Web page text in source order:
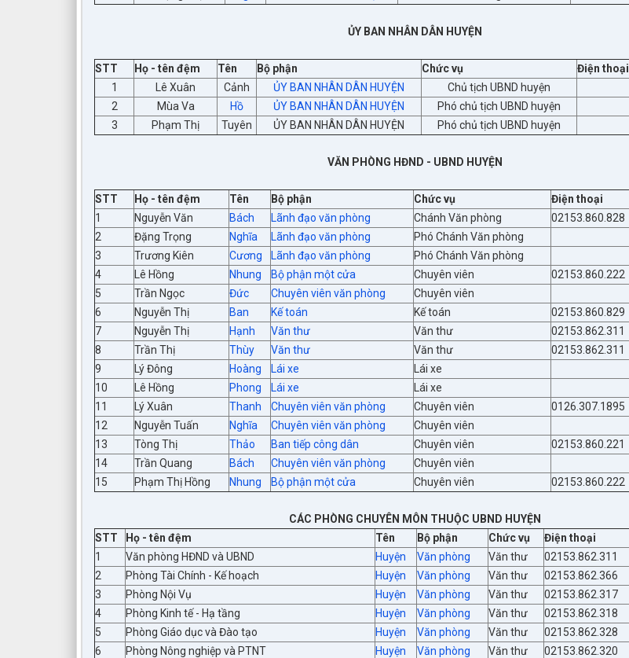
ỦY BAN NHÂN DÂN HUYỆN
STT Họ - tên đệm Tên Bộ phận Chức vụ
Điện thoại
1
Lê Xuân Cảnh ỦY BAN NHÂN DÂN HUYỆN
Chủ tịch UBND huyện
2
Mùa Va Hồ ỦY BAN NHÂN DÂN HUYỆN
Phó chủ tịch UBND huyện
3
Phạm Thị Tuyên ỦY BAN NHÂN DÂN HUYỆN Phó chủ tịch UBND huyện
VĂN PHÒNG HĐND - UBND HUYỆN
STT Họ - tên đệm Tên Bộ phận Chức vụ
Điện thoại
1
Nguyễn Văn Bách Lãnh đạo văn phòng Chánh Văn phòng
02153.860.828
2
Đặng Trọng Nghĩa Lãnh đạo văn phòng
Phó Chánh Văn phòng
3
Trương Kiên Cương Lãnh đạo văn phòng
Phó Chánh Văn phòng
4
Lê Hồng Nhung Bộ phận một cửa Chuyên viên
02153.860.222
5
Trần Ngọc Đức Chuyên viên văn phòng
Chuyên viên
6
Nguyễn Thị Ban Kế toán Kế toán
02153.860.829
7
Nguyễn Thị Hạnh Văn thư Văn thư
02153.862.311
8
Trần Thị Thùy Văn thư Văn thư
02153.862.311
9
Lý Đông Hoàng Lái xe
Lái xe
10
Lê Hồng Phong Lái xe
Lái xe
11
Lý Xuân Thanh Chuyên viên văn phòng Chuyên viên
0126.307.1895
12
Nguyễn Tuấn Nghĩa Chuyên viên văn phòng
Chuyên viên
13
Tòng Thị Thảo Ban tiếp công dân Chuyên viên
02153.860.221
14
Trần Quang Bách Chuyên viên văn phòng
Chuyên viên
15
Phạm Thị Hồng Nhung Bộ phận một cửa Chuyên viên 02153.860.222
CÁC PHÒNG CHUYÊN MÔN THUỘC UBND HUYỆN
STT
Họ - tên đệm Tên Bộ phận Chức vụ
Điện thoại
1
Văn phòng HĐND và UBND Huyện Văn phòng Văn thư
02153.862.311
2
Phòng Tài Chính - Kế hoạch Huyện Văn phòng Văn thư
02153.862.366
3
Phòng Nội Vụ Huyện Văn phòng Văn thư
02153.862.317
4
Phòng Kinh tế - Hạ tầng Huyện Văn phòng Văn thư
02153.862.318
5
Phòng Giáo dục và Đào tạo Huyện Văn phòng Văn thư
02153.862.328
6
Phòng Nông nghiệp và PTNT Huyện Văn phòng Văn thư
02153.862.320